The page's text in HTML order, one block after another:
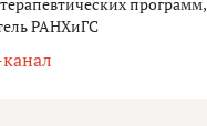
РАНХиГС